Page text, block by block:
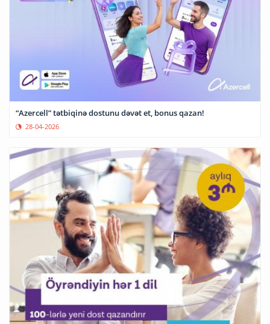
“Azercell” tətbiqinə dostunu dəvət et, bonus qazan!
28-04-2026